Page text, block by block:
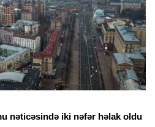
nəticəsində iki nəfər həlak oldu